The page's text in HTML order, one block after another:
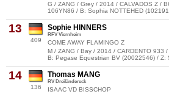
G / ZANG / Grey / 2014 / CALVADOS Z /
106YN86 / B: Sophia NOTTEHED
13
409
Sophie HINNERS
RFV Viernheim
COME AWAY FLAMINGO Z
M / ZANG / Bay / 2014 / CARDENTO 933
B: Pegase Equestrian BV (20022546) / Z:
14
136
Thomas MANG
RV Dreiländereck
ISAAC VD BISSCHOP